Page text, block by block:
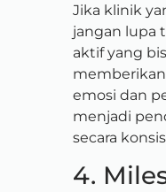
Jika klinik
jangan lupa
aktif yang
emosi dan
menjadi
secara
4.